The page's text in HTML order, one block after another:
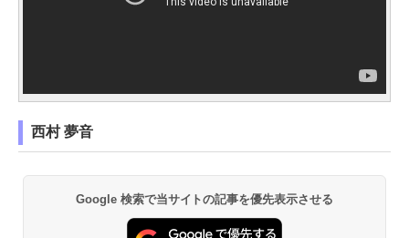
西村 夢音
Google 検索で当サイトの記事を優先表示させる